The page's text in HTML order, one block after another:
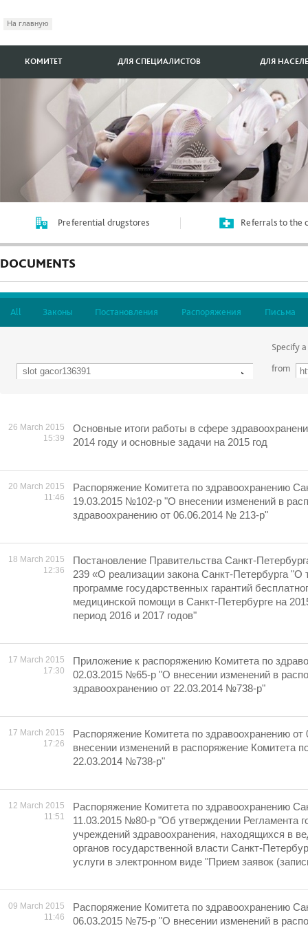
На главную
КОМИТЕТ ДЛЯ СПЕЦИАЛИСТОВ ДЛЯ
Preferential drugstores Referrals to the
DOCUMENTS
All Законы Постановления Распоряжения Письма
Specify
from
26 March 2015
15:39
Основные итоги работы в сфере
2014 году и основные задачи на 2015 год
20 March 2015
11:46
Распоряжение Комитета по здравоохранению
19.03.2015 №102-р "О внесении изменений в
здравоохранению от 06.06.2014 № 213-р"
18 March 2015
12:36
Постановление Правительства Санкт-
239 «О реализации закона Санкт-Петербурга "О
программе государственных гарантий
медицинской помощи в Санкт-Петербурге на
период 2016 и 2017 годов"
17 March 2015
17:30
Приложение к распоряжению Комитета по
02.03.2015 №65-р "О внесении изменений в
здравоохранению от 22.03.2014 №738-р"
17 March 2015
17:26
Распоряжение Комитета по здравоохранению
внесении изменений в распоряжение Комитета
22.03.2014 №738-р"
12 March 2015
11:51
Распоряжение Комитета по здравоохранению
11.03.2015 №80-р "Об утверждении Регламента
учреждений здравоохранения, находящихся в
органов государственной власти Санкт-
услуги в электронном виде "Прием заявок
09 March 2015
11:46
Распоряжение Комитета по здравоохранению
06.03.2015 №75-р "О внесении изменений в